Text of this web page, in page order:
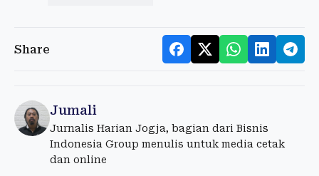
Share
Jumali
Jurnalis Harian Jogja, bagian dari Bisnis
Indonesia Group menulis untuk media cetak
dan online